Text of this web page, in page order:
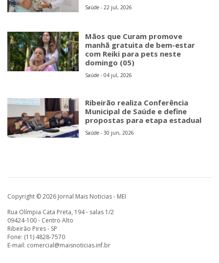
Saúde - 22 jul, 2026
Mãos que Curam promove
manhã gratuita de bem-estar
com Reiki para pets neste
domingo (05)
Saúde - 04 jul, 2026
Ribeirão realiza Conferência
Municipal de Saúde e define
propostas para etapa estadual
Saúde - 30 jun, 2026
Copyright © 2026 Jornal Mais Noticias - MEI
Rua Olímpia Cata Preta, 194 - salas 1/2
09424-100 - Centro Alto
Ribeirão Pires - SP
Fone: (11) 4828-7570
E-mail: comercial@maisnoticias.inf.br